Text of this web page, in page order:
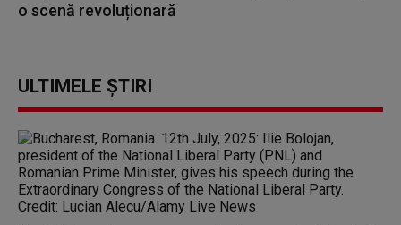
o scenă revoluționară
ULTIMELE ȘTIRI